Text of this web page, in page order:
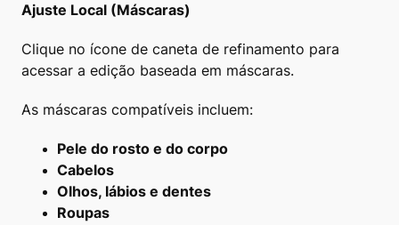
Ajuste Local (Máscaras)
Clique no ícone de caneta de refinamento para
acessar a edição baseada em máscaras.
As máscaras compatíveis incluem:
Pele do rosto e do corpo
Cabelos
Olhos, lábios e dentes
Roupas